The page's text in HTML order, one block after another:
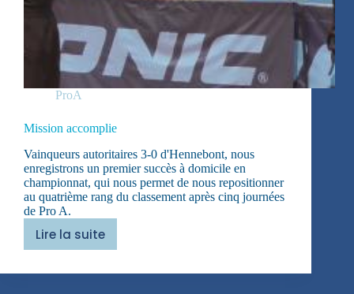
ProA
Mission accomplie
Vainqueurs autoritaires 3-0 d'Hennebont, nous
enregistrons un premier succès à domicile en
championnat, qui nous permet de nous repositionner
au quatrième rang du classement après cinq journées
de Pro A.
Lire la suite
Mission